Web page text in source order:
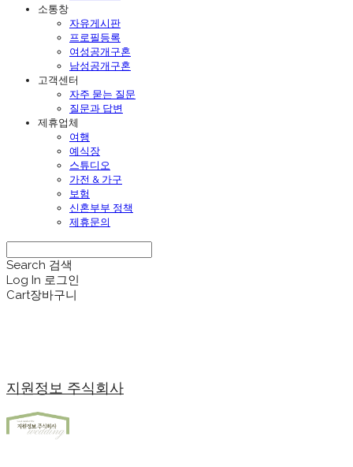
소통창
자유게시판
프로필등록
여성공개구혼
남성공개구혼
고객센터
자주 묻는 질문
질문과 답변
제휴업체
여행
예식장
스튜디오
가전 & 가구
보험
신혼부부 정책
제휴문의
Search 검색
Log In 로그인
Cart장바구니
지원정보 주식회사